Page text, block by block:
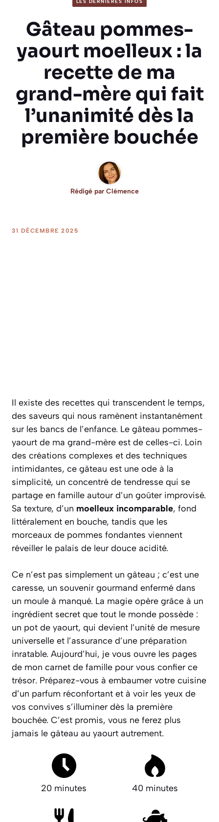
Gâteau pommes-
yaourt moelleux : la
recette de ma
grand-mère qui fait
l’unanimité dès la
première bouchée
Rédigé par Clémence
31 DÉCEMBRE 2025
Il existe des recettes qui transcendent le temps,
des saveurs qui nous ramènent instantanément
sur les bancs de l’enfance. Le gâteau pommes-
yaourt de ma grand-mère est de celles-ci. Loin
des créations complexes et des techniques
intimidantes, ce gâteau est une ode à la
simplicité, un concentré de tendresse qui se
partage en famille autour d’un goûter improvisé.
Sa texture, d’un moelleux incomparable, fond
littéralement en bouche, tandis que les
morceaux de pommes fondantes viennent
réveiller le palais de leur douce acidité.
Ce n’est pas simplement un gâteau ; c’est une
caresse, un souvenir gourmand enfermé dans
un moule à manqué. La magie opère grâce à un
ingrédient secret que tout le monde possède :
un pot de yaourt, qui devient l’unité de mesure
universelle et l’assurance d’une préparation
inratable. Aujourd’hui, je vous ouvre les pages
de mon carnet de famille pour vous confier ce
trésor. Préparez-vous à embaumer votre cuisine
d’un parfum réconfortant et à voir les yeux de
vos convives s’illuminer dès la première
bouchée. C’est promis, vous ne ferez plus
jamais le gâteau au yaourt autrement.
20 minutes 40 minutes